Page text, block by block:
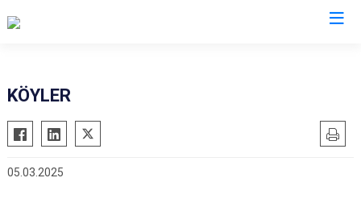
Abana
Ağlı
Araç
KÖYLER
05.03.2025